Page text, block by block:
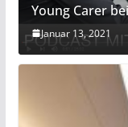
Young Carer
Januar 13, 2021